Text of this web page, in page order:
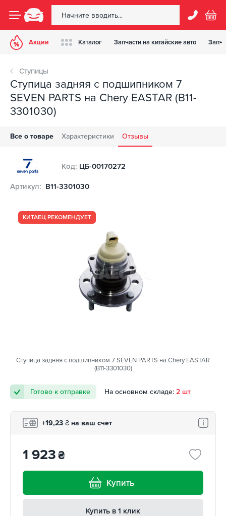
Акции Каталог Запчасти на китайские авто
Ступицы
Ступица задняя с подшипником 7
SEVEN PARTS на Chery EASTAR (B11-
3301030)
Все о товаре Характеристики Отзывы
Код: ЦБ-00170272
Артикул: B11-3301030
КИТАЕЦ РЕКОМЕНДУЕТ
Ступица задняя с подшипником 7 SEVEN PARTS на Chery EASTAR
(B11-3301030)
Готово к отправке На основном складе: 2 шт
+19,23 ₴ на ваш счет
1 923₴
Купить
Купить в 1 клик